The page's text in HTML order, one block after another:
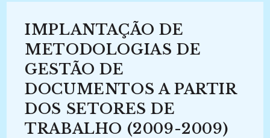
OS
INTERMEDIÁRIOS
NA
PERSPECTIVA
DOS
ARQUIVOS
ESTADUAIS
(2013-
IMPLANTAÇÃO DE
METODOLOGIAS DE
GESTÃO DE
DOCUMENTOS A PARTIR
DOS SETORES DE
TRABALHO (2009-2009)